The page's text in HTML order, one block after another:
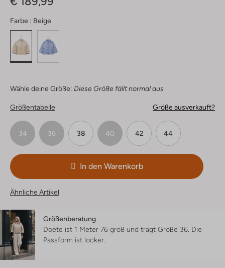
Farbe : Beige
Wähle deine Größe: Diese Größe fällt normal aus
Größentabelle Größe ausverkauft?
34 36 38 40 42 44
In den Warenkorb
Ähnliche Artikel
Größenberatung
Doete ist 1 Meter 76 groß und trägt Größe 36. Die
Passform ist locker